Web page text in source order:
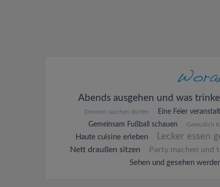
Abends ausgehen und was
Drinnen rauchen dürfen Eine Feier
Gemeinsam Fußball schauen Gemütlich
Haute cuisine erleben Lecker essen
Nett draußen sitzen
Party machen und
Sehen und gesehen